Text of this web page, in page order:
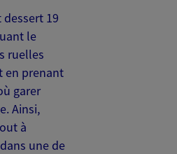
19
le
ruelles
en prenant
garer
Ainsi,
à
une de